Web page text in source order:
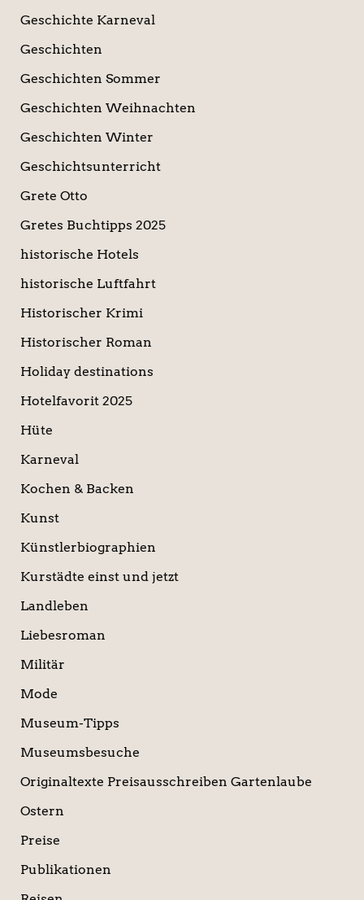
Geschichte Karneval
Geschichten
Geschichten Sommer
Geschichten Weihnachten
Geschichten Winter
Geschichtsunterricht
Grete Otto
Gretes Buchtipps 2025
historische Hotels
historische Luftfahrt
Historischer Krimi
Historischer Roman
Holiday destinations
Hotelfavorit 2025
Hüte
Karneval
Kochen & Backen
Kunst
Künstlerbiographien
Kurstädte einst und jetzt
Landleben
Liebesroman
Militär
Mode
Museum-Tipps
Museumsbesuche
Originaltexte Preisausschreiben Gartenlaube
Ostern
Preise
Publikationen